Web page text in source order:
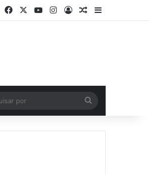
FacebookYouTubeInstagram
Log InArtigo Aleatório
Sidebar
por